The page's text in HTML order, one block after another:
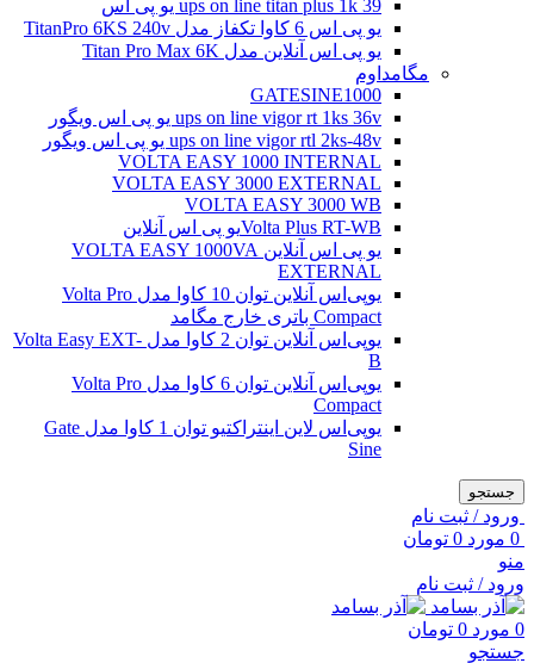
ups on line titan plus 1k 39 یو پی اس
یو پی اس 6 کاوا تکفاز مدل TitanPro 6KS 240v
یو پی اس آنلاین مدل Titan Pro Max 6K
مگامداوم
GATESINE1000
ups on line vigor rt 1ks 36v یو پی اس ویگور
ups on line vigor rtl 2ks-48v یو پی اس ویگور
VOLTA EASY 1000 INTERNAL
VOLTA EASY 3000 EXTERNAL
VOLTA EASY 3000 WB
Volta Plus RT-WBیو پی اس آنلاین
یو پی اس آنلاین VOLTA EASY 1000VA
EXTERNAL
یو‌پی‌اس آنلاین توان 10 کاوا مدل Volta Pro
Compact باتری خارج مگامد
یو‌پی‌اس آنلاین توان 2 کاوا مدل Volta Easy EXT-
B
یو‌پی‌اس آنلاین توان 6 کاوا مدل Volta Pro
Compact
یو‌پی‌اس لاین اینتراکتیو توان 1 کاوا مدل Gate
Sine
جستجو
ورود / ثبت نام
0 مورد 0 تومان
منو
ورود / ثبت نام
0 مورد 0 تومان
جستجو